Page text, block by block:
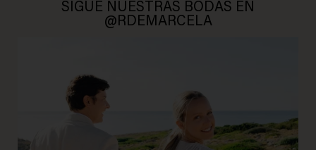
SIGUE NUESTRAS BODAS EN
@RDEMARCELA